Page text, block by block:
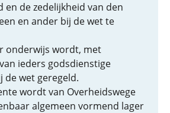
en de zedelijkheid van den
en ander bij de wet te
onderwijs wordt, met
ieders godsdienstige
de wet geregeld.
wordt van Overheidswege
algemeen vormend lager